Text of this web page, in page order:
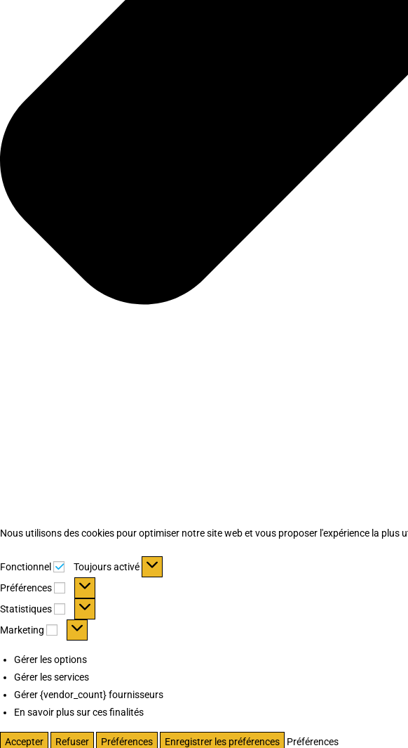
Nous utilisons des cookies pour optimiser notre site web et vous proposer l'expérience la plus
Fonctionnel Fonctionnel
Toujours activé
Préférences
Préférences
Statistiques Statistiques
Marketing Marketing
Gérer les options
Gérer les services
Gérer {vendor_count} fournisseurs
En savoir plus sur ces finalités
Accepter Refuser Préférences Enregistrer les préférences Préférences